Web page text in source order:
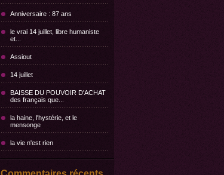
Anniversaire : 87 ans
le vrai 14 juillet, libre humaniste
et...
Assiout
14 juillet
BAISSE DU POUVOIR D'ACHAT
des français que...
la haine, l'hystérie, et le
mensonge
la vie n'est rien